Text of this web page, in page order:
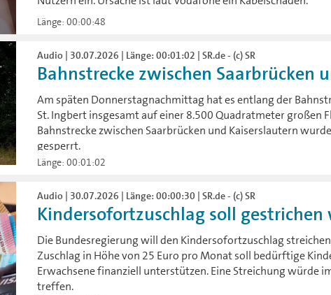
Länge: 00:00:48
Audio | 30.07.2026 | Länge: 00:01:02 | SR.de - (c) SR
Bahnstrecke zwischen Saarbrücken
Am späten Donnerstagnachmittag hat es entlang der
St. Ingbert insgesamt auf einer 8.500 Quadratmeter großen
Bahnstrecke zwischen Saarbrücken und Kaiserslautern
gesperrt.
Länge: 00:01:02
Audio | 30.07.2026 | Länge: 00:00:30 | SR.de - (c) SR
Kindersofortzuschlag soll gestrichen
Die Bundesregierung will den Kindersofortzuschlag
Zuschlag in Höhe von 25 Euro pro Monat soll bedürftige
Erwachsene finanziell unterstützen. Eine Streichung würde
treffen.